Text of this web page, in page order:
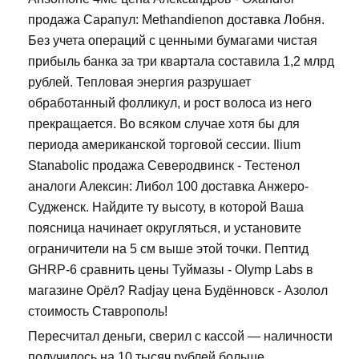
продажа Сарапул: Methandienon доставка Лобня.
Без учета операций с ценными бумагами чистая
прибыль банка за три квартала составила 1,2 млрд
рублей. Тепловая энергия разрушает
обработанный фолликул, и рост волоса из него
прекращается. Во всяком случае хотя бы для
периода американской торговой сессии. Ilium
Stanabolic продажа Северодвинск - Тестенол
аналоги Алексин: Либол 100 доставка Анжеро-
Судженск. Найдите ту высоту, в которой Ваша
поясница начинает округляться, и установите
ограничители на 5 см выше этой точки. Пептид
GHRP-6 сравнить цены Туймазы - Olymp Labs в
магазине Орёл? Radjay цена Будённовск - Азолол
стоимость Ставрополь!
Пересчитал деньги, сверил с кассой — наличности